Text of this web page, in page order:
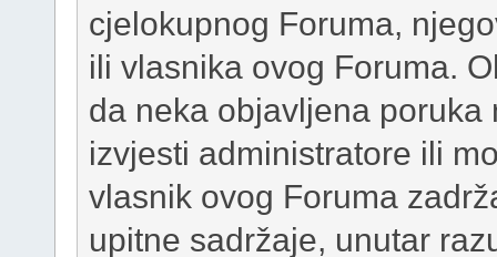
cjelokupnog Foruma,
ili vlasnika ovog Foruma.
da neka objavljena
izvjesti administratore ili
vlasnik ovog Foruma
upitne sadržaje, unutar